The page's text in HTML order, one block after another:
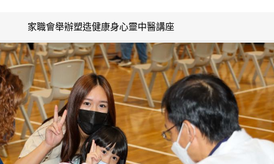
家職會舉辦塑造健康身心靈中醫講座